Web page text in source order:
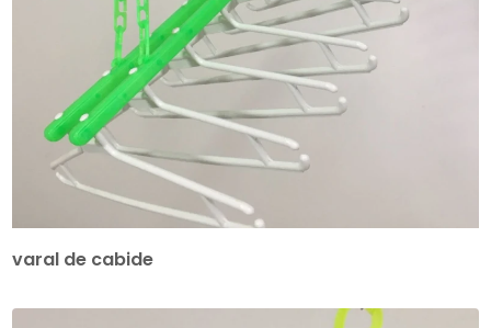
varal de cabide